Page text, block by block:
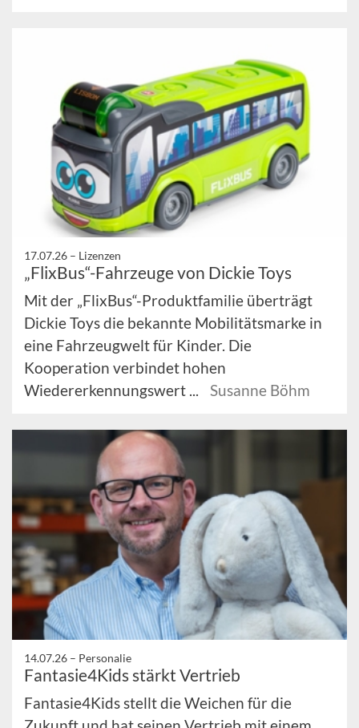
17.07.26 – Lizenzen
„FlixBus“-Fahrzeuge von Dickie Toys
Mit der „FlixBus“-Produktfamilie überträgt
Dickie Toys die bekannte Mobilitätsmarke in
eine Fahrzeugwelt für Kinder. Die
Kooperation verbindet hohen
Wiedererkennungswert ...
Susanne Böhm
14.07.26 – Personalie
Fantasie4Kids stärkt Vertrieb
Fantasie4Kids stellt die Weichen für die